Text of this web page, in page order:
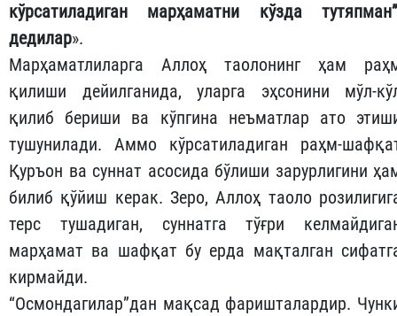
кўрсатиладиган марҳаматни кўзда
дедилар».
Марҳаматлиларга Аллоҳ таолонинг ҳам
қилиши дейилганида, уларга эҳсонини мўл-
қилиб бериши ва кўпгина неъматлар ато
тушунилади. Аммо кўрсатиладиган раҳм-
Қуръон ва суннат асосида бўлиши зарурлигини
билиб қўйиш керак. Зеро, Аллоҳ таоло
терс тушадиган, суннатга тўғри
марҳамат ва шафқат бу ерда мақталган
кирмайди.
“Осмондагилар”дан мақсад фаришталардир.